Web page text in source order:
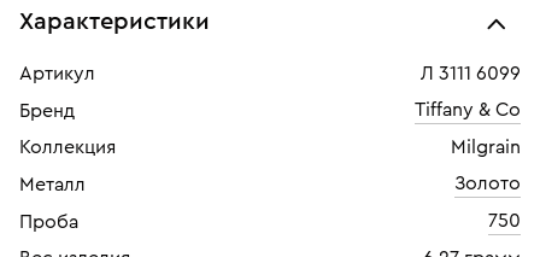
Характеристики
Артикул
Л 3111 6099
Бренд
Tiffany & Co
Коллекция
Milgrain
Металл
Золото
Проба
750